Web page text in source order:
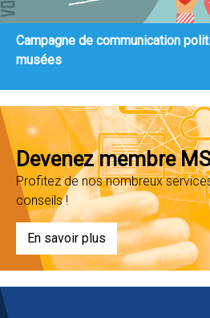
Campagne de communication
musées
Devenez membre
Profitez de nos nombreux
conseils !
En savoir plus